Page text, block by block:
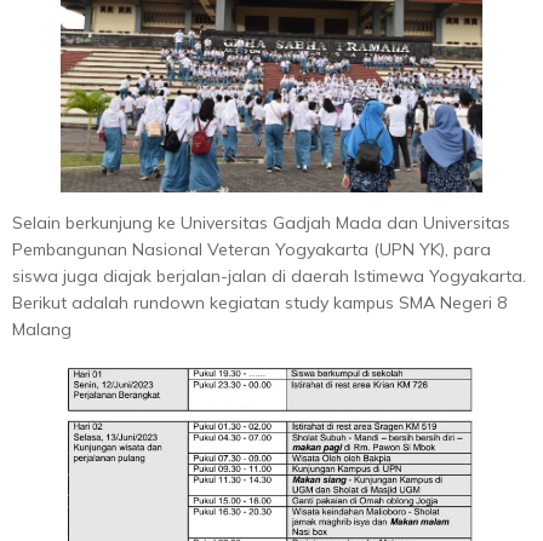
Selain berkunjung ke Universitas Gadjah Mada dan Universitas
Pembangunan Nasional Veteran Yogyakarta (UPN YK), para
siswa juga diajak berjalan-jalan di daerah Istimewa Yogyakarta.
Berikut adalah rundown kegiatan study kampus SMA Negeri 8
Malang